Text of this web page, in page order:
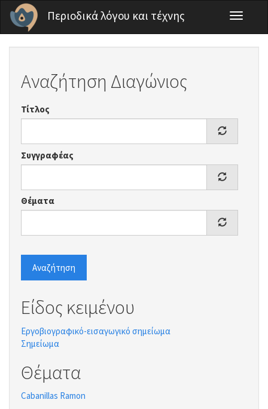
Παράκαμψη προς το κυρίως περιεχόμενο
Περιοδικά λόγου και τέχνης
Toggle
Αναζήτηση Διαγώνιος
Τίτλος
Συγγραφέας
Θέματα
Αναζήτηση
Είδος κειμένου
Εργοβιογραφικό-εισαγωγικό σημείωμα
Σημείωμα
Θέματα
Cabanillas Ramon